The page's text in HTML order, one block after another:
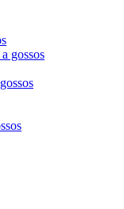
gossos